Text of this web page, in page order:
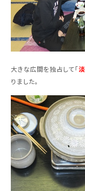
大きな広間を独占して「
りました。